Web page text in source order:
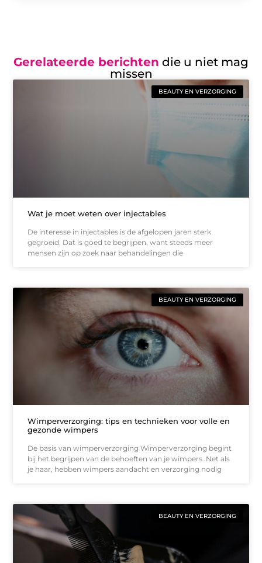
Gerelateerde berichten die u niet mag
missen
BEAUTY EN VERZORGING
Wat je moet weten over injectables
De interesse in injectables is de afgelopen jaren sterk
gegroeid. Dat is goed te begrijpen, want steeds meer
mensen zijn op zoek naar behandelingen die
BEAUTY EN VERZORGING
Wimperverzorging: tips en technieken voor volle en
gezonde wimpers
De basis van wimperverzorging Wimperverzorging begint
bij het begrijpen van de behoeften van je wimpers. Net als
je haar, hebben wimpers aandacht en verzorging nodig
BEAUTY EN VERZORGING